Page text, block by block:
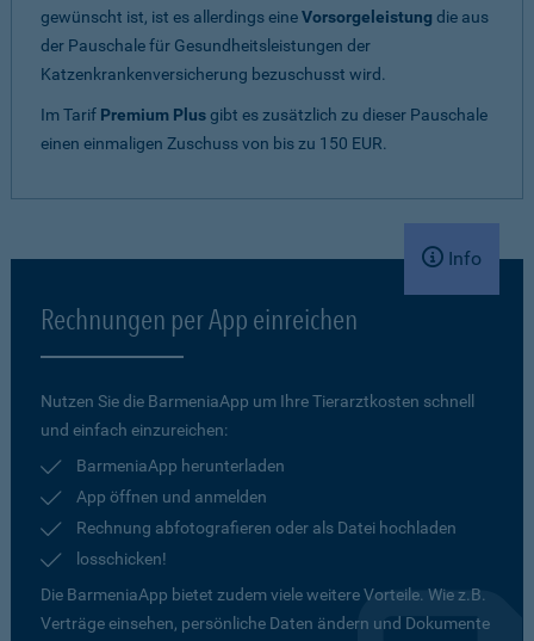
gewünscht ist, ist es allerdings eineVorsorgeleistung die aus
der Pauschale für Gesundheitsleistungen der
Katzenkrankenversicherung bezuschusst wird.
Im Tarif Premium Plusgibt es zusätzlich zu dieser Pauschale
einen einmaligen Zuschuss von bis zu 150 EUR.
Info
Rechnungen per App einreichen
Nutzen Sie die BarmeniaApp um Ihre Tierarztkosten schnell
und einfach einzureichen:
BarmeniaApp herunterladen
App öffnen und anmelden
Rechnung abfotografieren oder als Datei hochladen
losschicken!
Die BarmeniaApp bietet zudem viele weitere Vorteile. Wie z.B.
Verträge einsehen, persönliche Daten ändern und Dokumente